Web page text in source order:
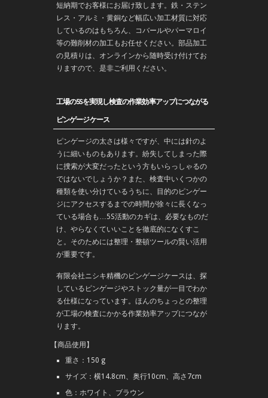
短納期でお客様にお届け致します。鉄・ステン
レス・アルミ・黄銅など幅広い加工材質に対応
しているのはもちろん、コバールやパーマロイ
等の難削材の加工もお任せください。部品加工
の見積りは、オンラインから随時受け付けてお
りますので、是非ご利用ください。
工場の5Sを実現し検査の作業効率アップにつながる
ピンゲージケース
ピンゲージの太さは様々ですが、中には針のよ
うに細いものもあります。紛失してしまった際
に捜索が大変だったという方もいらっしゃるの
ではないでしょうか？また、検査中いくつかの
種類を使い分けているうちに、目的のピンゲー
ジにアクセスするまでの時間が徐々に長くなっ
ている場合も…5S活動のカギは、必要なものだ
け、やらなくていいことを徹底的になくすこ
と。そのためには整理・整頓ツールの賢い活用
が重要です。
有限会社ニシキ精機のピンゲージケースは、探
しているピンゲージやストック量が一目でわか
る仕様になっています。ほんのちょっとの整理
が工場の検査にかかる作業効率アップにつなが
ります。
【商品使用】
重さ：150 g
サイズ：横14.8cm、奥行10cm、高さ7cm
色：ホワイト、ブラウン